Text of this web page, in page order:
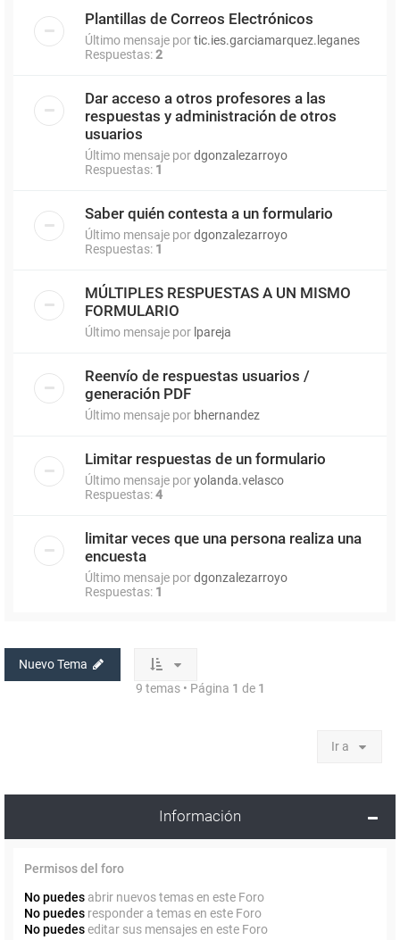
Plantillas de Correos Electrónicos
Último mensaje portic.ies.garciamarquez.leganes
Respuestas:2
Dar acceso a otros profesores a las
respuestas y administración de otros
usuarios
Último mensaje pordgonzalezarroyo
Respuestas: 1
Saber quién contesta a un formulario
Último mensaje pordgonzalezarroyo
Respuestas: 1
MÚLTIPLES RESPUESTAS A UN MISMO
FORMULARIO
Último mensaje por lpareja
Reenvío de respuestas usuarios /
generación PDF
Último mensaje por bhernandez
Limitar respuestas de un formulario
Último mensaje poryolanda.velasco
Respuestas:4
limitar veces que una persona realiza una
encuesta
Último mensaje pordgonzalezarroyo
Respuestas: 1
Nuevo Tema
9 temas • Página 1 de 1
Ir a
Información
Permisos del foro
No puedes abrir nuevos temas en este Foro
No puedes responder a temas en este Foro
No puedeseditar sus mensajes en este Foro